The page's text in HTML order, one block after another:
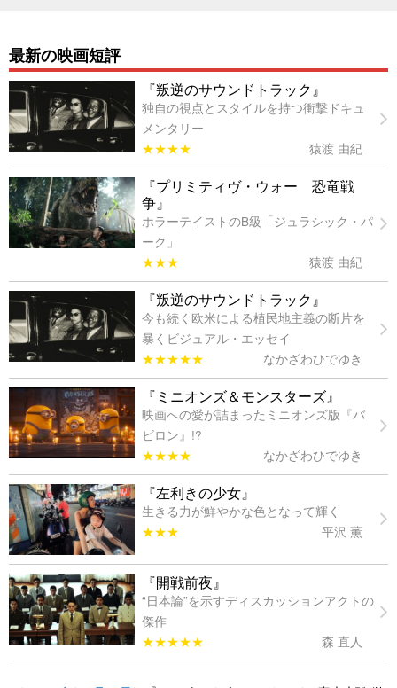
最新の映画短評
『叛逆のサウンドトラック』
独自の視点とスタイルを持つ衝撃ドキュ
メンタリー
★★★★
猿渡 由紀
『プリミティヴ・ウォー 恐竜戦
争』
ホラーテイストのB級「ジュラシック・パ
ーク」
★★★
猿渡 由紀
『叛逆のサウンドトラック』
今も続く欧米による植民地主義の断片を
暴くビジュアル・エッセイ
★★★★★
なかざわひでゆき
『ミニオンズ＆モンスターズ』
映画への愛が詰まったミニオンズ版『バ
ビロン』!?
★★★★
なかざわひでゆき
『左利きの少女』
生きる力が鮮やかな色となって輝く
★★★
平沢 薫
『開戦前夜』
“日本論”を示すディスカッションアクトの
傑作
★★★★★
森 直人